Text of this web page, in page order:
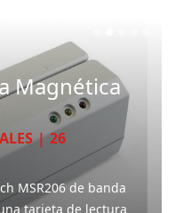
Verifier
| 26